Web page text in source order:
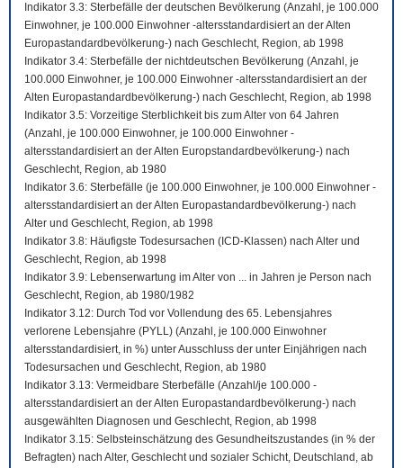
Indikator 3.3: Sterbefälle der deutschen Bevölkerung (Anzahl, je 100.000
Einwohner, je 100.000 Einwohner -altersstandardisiert an der Alten
Europastandardbevölkerung-) nach Geschlecht, Region, ab 1998
Indikator 3.4: Sterbefälle der nichtdeutschen Bevölkerung (Anzahl, je
100.000 Einwohner, je 100.000 Einwohner -altersstandardisiert an der
Alten Europastandardbevölkerung-) nach Geschlecht, Region, ab 1998
Indikator 3.5: Vorzeitige Sterblichkeit bis zum Alter von 64 Jahren
(Anzahl, je 100.000 Einwohner, je 100.000 Einwohner -
altersstandardisiert an der Alten Europstandardbevölkerung-) nach
Geschlecht, Region, ab 1980
Indikator 3.6: Sterbefälle (je 100.000 Einwohner, je 100.000 Einwohner -
altersstandardisiert an der Alten Europastandardbevölkerung-) nach
Alter und Geschlecht, Region, ab 1998
Indikator 3.8: Häufigste Todesursachen (ICD-Klassen) nach Alter und
Geschlecht, Region, ab 1998
Indikator 3.9: Lebenserwartung im Alter von ... in Jahren je Person nach
Geschlecht, Region, ab 1980/1982
Indikator 3.12: Durch Tod vor Vollendung des 65. Lebensjahres
verlorene Lebensjahre (PYLL) (Anzahl, je 100.000 Einwohner
altersstandardisiert, in %) unter Ausschluss der unter Einjährigen nach
Todesursachen und Geschlecht, Region, ab 1980
Indikator 3.13: Vermeidbare Sterbefälle (Anzahl/je 100.000 -
altersstandardisiert an der Alten Europastandardbevölkerung-) nach
ausgewählten Diagnosen und Geschlecht, Region, ab 1998
Indikator 3.15: Selbsteinschätzung des Gesundheitszustandes (in % der
Befragten) nach Alter, Geschlecht und sozialer Schicht, Deutschland, ab